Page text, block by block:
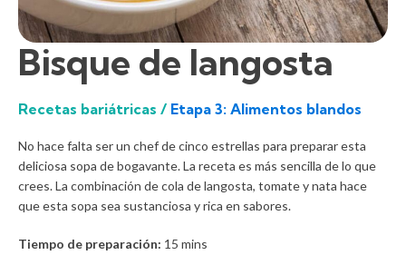
Bisque de langosta
Recetas bariátricas / Etapa 3: Alimentos blandos
No hace falta ser un chef de cinco estrellas para preparar esta
deliciosa sopa de bogavante. La receta es más sencilla de lo que
crees. La combinación de cola de langosta, tomate y nata hace
que esta sopa sea sustanciosa y rica en sabores.
Tiempo de preparación: 15 mins